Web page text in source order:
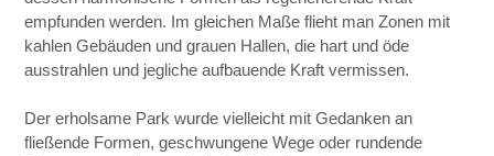
empfunden werden. Im gleichen Maße flieht man Zonen mit
kahlen Gebäuden und grauen Hallen, die hart und öde
ausstrahlen und jegliche aufbauende Kraft vermissen.
Der erholsame Park wurde vielleicht mit Gedanken an
fließende Formen, geschwungene Wege oder rundende